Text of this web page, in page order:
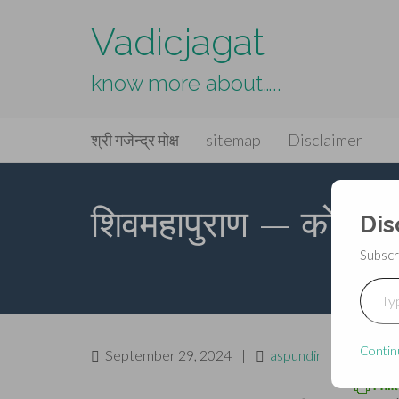
Vadicjagat
know more about…..
Primary
Menu
Vadicjagat
श्री गजेन्द्र मोक्ष sitemap Disclaimer
शिवमहापुराण —
September 29, 2024 | aspundir Leave
Type your